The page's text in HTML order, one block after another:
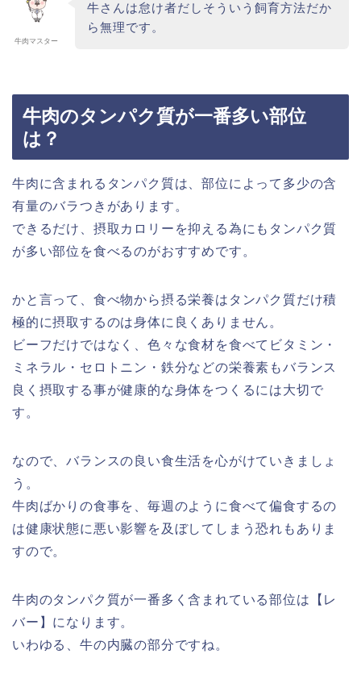
牛肉マスター
牛さんは怠け者だしそういう飼育方法だか
ら無理です。
牛肉のタンパク質が一番多い部位
は？
牛肉に含まれるタンパク質は、部位によって多少の含
有量のバラつきがあります。
できるだけ、摂取カロリーを抑える為にもタンパク質
が多い部位を食べるのがおすすめです。
かと言って、食べ物から摂る栄養はタンパク質だけ積
極的に摂取するのは身体に良くありません。
ビーフだけではなく、色々な食材を食べてビタミン・
ミネラル・セロトニン・鉄分などの栄養素もバランス
良く摂取する事が健康的な身体をつくるには大切で
す。
なので、バランスの良い食生活を心がけていきましょ
う。
牛肉ばかりの食事を、毎週のように食べて偏食するの
は健康状態に悪い影響を及ぼしてしまう恐れもありま
すので。
牛肉のタンパク質が一番多く含まれている部位は【レ
バー】になります。
いわゆる、牛の内臓の部分ですね。